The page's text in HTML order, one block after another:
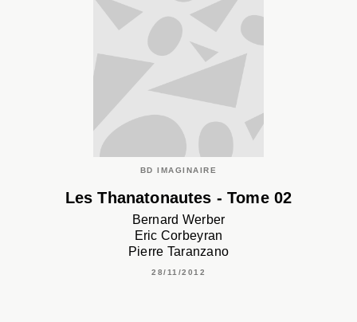
BD IMAGINAIRE
Les Thanatonautes - Tome 02
Bernard Werber
Eric Corbeyran
Pierre Taranzano
28/11/2012